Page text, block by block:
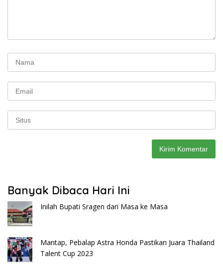
Banyak Dibaca Hari Ini
Inilah Bupati Sragen dari Masa ke Masa
Mantap, Pebalap Astra Honda Pastikan Juara Thailand
Talent Cup 2023